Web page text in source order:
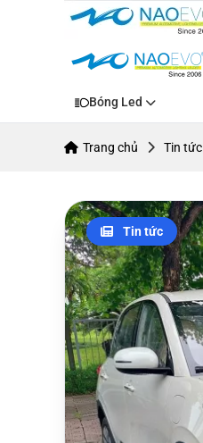
Bóng Led
Trang chủ Tin tức
Tin tức